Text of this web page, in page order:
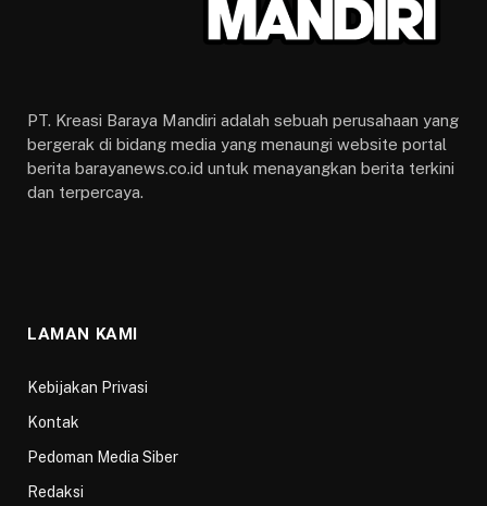
PT. Kreasi Baraya Mandiri adalah sebuah perusahaan yang
bergerak di bidang media yang menaungi website portal
berita barayanews.co.id untuk menayangkan berita terkini
dan terpercaya.
LAMAN KAMI
Kebijakan Privasi
Kontak
Pedoman Media Siber
Redaksi